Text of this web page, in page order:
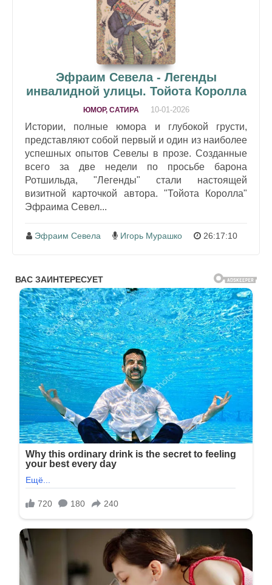
Эфраим Севела - Легенды
инвалидной улицы. Тойота Королла
ЮМОР, САТИРА 10-01-2026
Истории, полные юмора и глубокой грусти,
представляют собой первый и один из наиболее
успешных опытов Севелы в прозе. Созданные
всего за две недели по просьбе барона
Ротшильда, "Легенды" стали настоящей
визитной карточкой автора. "Тойота Королла"
Эфраима Севел...
Эфраим Севела Игорь Мурашко 26:17:10